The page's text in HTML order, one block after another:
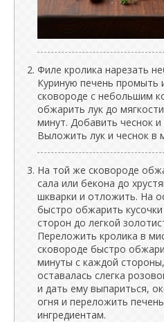
Филе кролика нарезать
Куриную печень промыть
сковороде с небольшим
обжарить лук до
минут. Добавить чеснок
Выложить лук и чеснок в
На той же сковороде
сала или бекона до
шкварки и отложить. На
быстро обжарить кусочки
сторон до легкой
Переложить кролика в
сковороде быстро
минуты с каждой
оставалась слегка
и дать ему выпариться,
огня и переложить
ингредиентам.